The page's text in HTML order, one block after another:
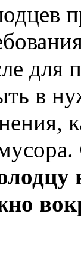
для
в